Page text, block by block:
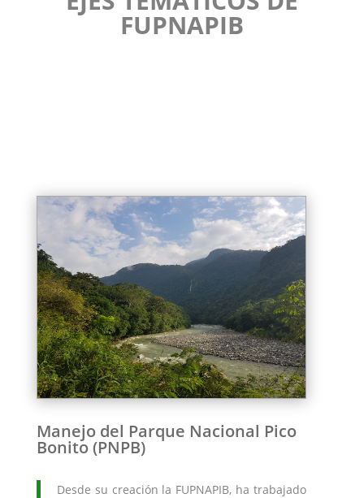
FUPNAPIB
Manejo del Parque Nacional Pico
Bonito (PNPB)
Desde su creación la FUPNAPIB, ha trabajado